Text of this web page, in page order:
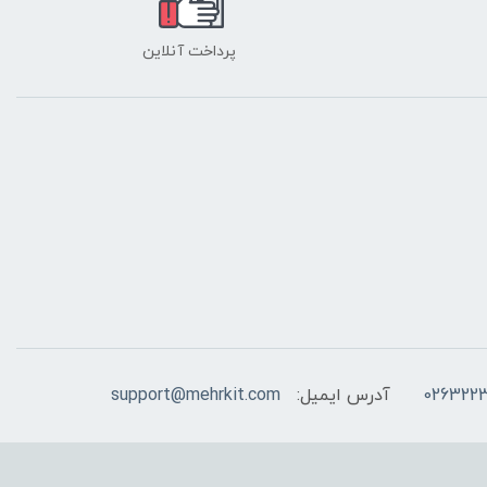
پرداخت آنلاین
آدرس ایمیل: support@mehrkit.com